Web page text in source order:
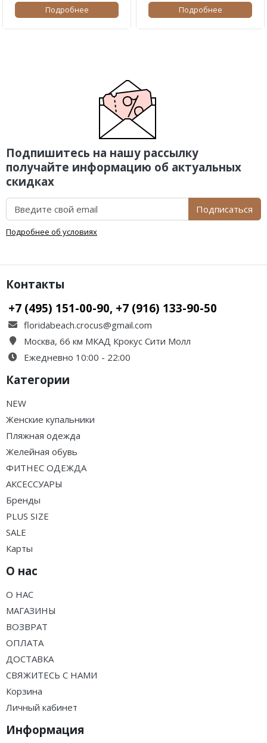
Подробнее Подробнее
Подпишитесь на нашу рассылку
получайте информацию об актуальных
скидках
Подписаться
Подробнее об условиях
Контакты
+7 (495) 151-00-90, +7 (916) 133-90-50
floridabeach.crocus@gmail.com
Москва, 66 км МКАД Крокус Сити Молл
Ежедневно 10:00 - 22:00
Категории
NEW
Женские купальники
Пляжная одежда
Желейная обувь
ФИТНЕС ОДЕЖДА
АКСЕССУАРЫ
Бренды
PLUS SIZE
SALE
Карты
О нас
О НАС
МАГАЗИНЫ
ВОЗВРАТ
ОПЛАТА
ДОСТАВКА
СВЯЖИТЕСЬ С НАМИ
Корзина
Личный кабинет
Информация